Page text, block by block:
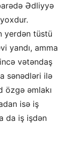
Ədliyyə
yerdən tüstü
yandı, amma
vətəndaş
sənədləri ilə
özgə əmlakı
isə iş
da iş işdən